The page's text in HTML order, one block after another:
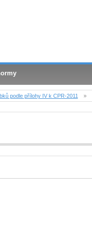
podle přílohy IV k CPR-2011 »